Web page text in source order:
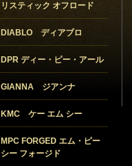
リスティック オフロード
DIABLO ディアブロ
DPR ディー・ピー・アール
GIANNA ジアンナ
KMC ケー エム シー
MPC FORGED エム・ピー
シー フォージド